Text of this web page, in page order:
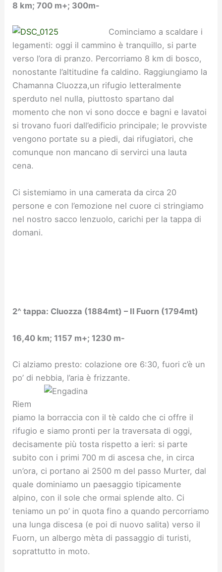
8 km; 700 m+; 300m-
Cominciamo a scaldare i
legamenti: oggi il cammino è tranquillo, si parte
verso l’ora di pranzo. Percorriamo 8 km di bosco,
nonostante l’altitudine fa caldino. Raggiungiamo la
Chamanna Cluozza,un rifugio letteralmente
sperduto nel nulla, piuttosto spartano dal
momento che non vi sono docce e bagni e lavatoi
si trovano fuori dall’edificio principale; le provviste
vengono portate su a piedi, dai rifugiatori, che
comunque non mancano di servirci una lauta
cena.
Ci sistemiamo in una camerata da circa 20
persone e con l’emozione nel cuore ci stringiamo
nel nostro sacco lenzuolo, carichi per la tappa di
domani.
2^ tappa: Cluozza (1884mt) – Il Fuorn (1794mt)
16,40 km; 1157 m+; 1230 m-
Ci alziamo presto: colazione ore 6:30, fuori c’è un
po’ di nebbia, l’aria è frizzante.
Riem
piamo la borraccia con il tè caldo che ci offre il
rifugio e siamo pronti per la traversata di oggi,
decisamente più tosta rispetto a ieri: si parte
subito con i primi 700 m di ascesa che, in circa
un’ora, ci portano ai 2500 m del passo Murter, dal
quale dominiamo un paesaggio tipicamente
alpino, con il sole che ormai splende alto. Ci
teniamo un po’ in quota fino a quando percorriamo
una lunga discesa (e poi di nuovo salita) verso il
Fuorn, un albergo mèta di passaggio di turisti,
soprattutto in moto.